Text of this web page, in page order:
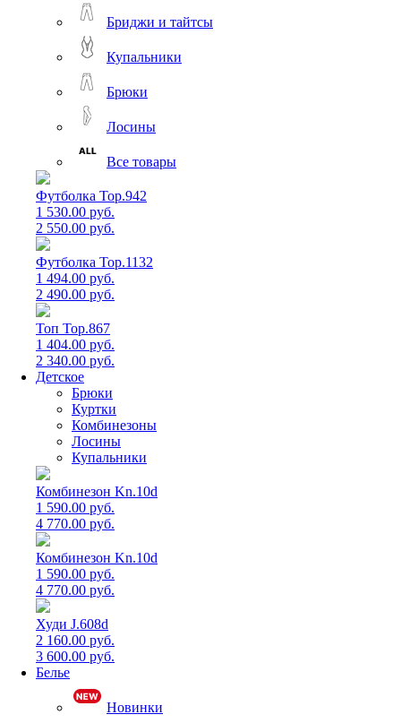
Бриджи и тайтсы
Купальники
Брюки
Лосины
Все товары
Футболка Top.942
1 530.00 руб.
2 550.00 руб.
Футболка Top.1132
1 494.00 руб.
2 490.00 руб.
Топ Top.867
1 404.00 руб.
2 340.00 руб.
Детское
Брюки
Куртки
Комбинезоны
Лосины
Купальники
Комбинезон Kn.10d
1 590.00 руб.
4 770.00 руб.
Комбинезон Kn.10d
1 590.00 руб.
4 770.00 руб.
Худи J.608d
2 160.00 руб.
3 600.00 руб.
Белье
Новинки